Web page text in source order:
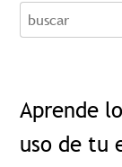
buscar
Aprende l
uso de tu